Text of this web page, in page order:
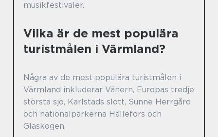
musikfestivaler.
Vilka är de mest populära
turistmålen i Värmland?
Några av de mest populära turistmålen i
Värmland inkluderar Vänern, Europas tredje
största sjö, Karlstads slott, Sunne Herrgård
och nationalparkerna Hällefors och
Glaskogen.